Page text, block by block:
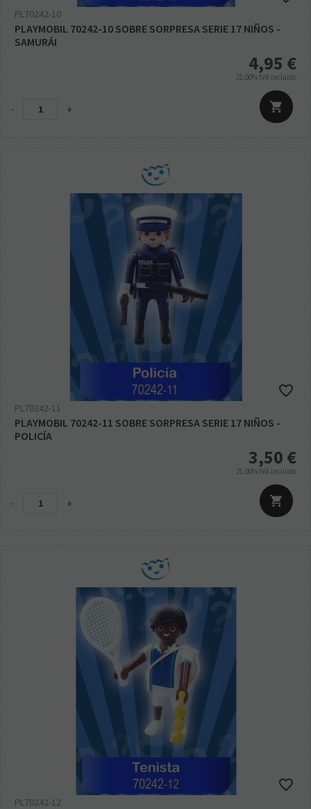
PL70242-10
PLAYMOBIL 70242-10 SOBRE SORPRESA SERIE 17 NIÑOS -
SAMURÁI
4,95 €
21.00% IVA incluido
- +
PL70242-11
PLAYMOBIL 70242-11 SOBRE SORPRESA SERIE 17 NIÑOS -
POLICÍA
3,50 €
21.00% IVA incluido
- +
PL70242-12